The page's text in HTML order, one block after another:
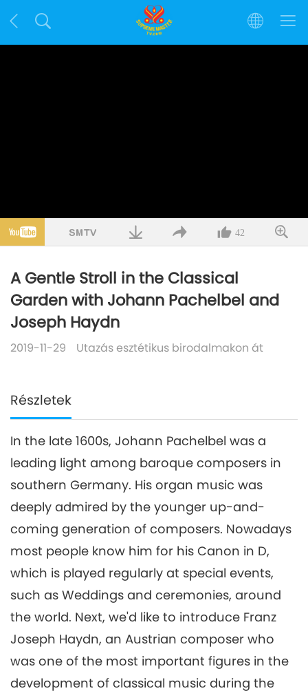
42
A Gentle Stroll in the Classical
Garden with Johann Pachelbel and
Joseph Haydn
2019-11-29 Utazás esztétikus birodalmakon át
Részletek
In the late 1600s, Johann Pachelbel was a
leading light among baroque composers in
southern Germany. His organ music was
deeply admired by the younger up-and-
coming generation of composers. Nowadays
most people know him for his Canon in D,
which is played regularly at special events,
such as Weddings and ceremonies, around
the world. Next, we'd like to introduce Franz
Joseph Haydn, an Austrian composer who
was one of the most important figures in the
development of classical music during the